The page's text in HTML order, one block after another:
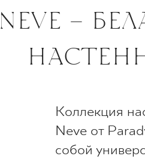
NEVE –
Коллекция
Neve от
собой